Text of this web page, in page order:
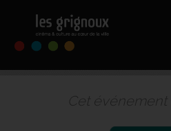
Cet événement